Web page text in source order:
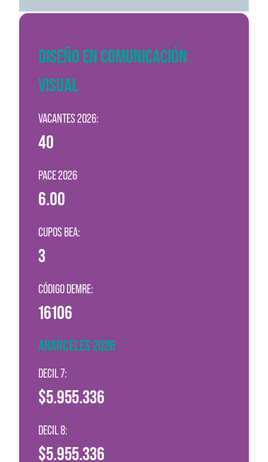
DISEÑO EN COMUNICACIÓN
VISUAL
VACANTES 2026:
40
PACE 2026
6.00
CUPOS BEA:
3
CÓDIGO DEMRE:
16106
ARANCELES 2026
DECIL 7:
$5.955.336
DECIL 8:
$5.955.336